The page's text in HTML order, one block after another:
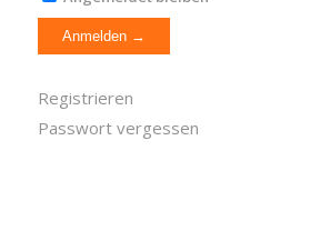
Registrieren
Passwort vergessen